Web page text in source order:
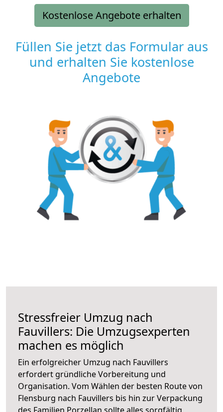
Kostenlose Angebote erhalten
Füllen Sie jetzt das Formular aus
und erhalten Sie kostenlose
Angebote
Stressfreier Umzug nach
Fauvillers: Die Umzugsexperten
machen es möglich
Ein erfolgreicher Umzug nach Fauvillers
erfordert gründliche Vorbereitung und
Organisation. Vom Wählen der besten Route von
Flensburg nach Fauvillers bis hin zur Verpackung